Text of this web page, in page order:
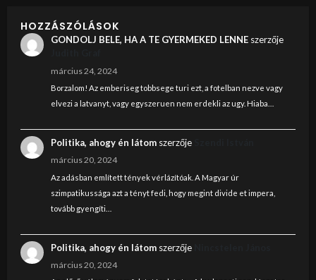
HOZZÁSZÓLÁSOK
GONDOLJ BELE, HA A TE GYERMEKED LENNEszerzője
március 24, 2024
Borzalom! Az emberiseg tobbsege turi ezt, a fotelban nezve vagy
elvezi a latvanyt, vagy egyszeruen nem erdekli az ugy. Hiaba…
Politika, ahogy én látomszerzője
március 20, 2024
Az adásban említett tények vérlázítóak. A Magyar úr
szimpatikussága azt a tényt fedi, hogy megint divide et impera,
tovább gyengíti…
Politika, ahogy én látomszerzője
március 20, 2024